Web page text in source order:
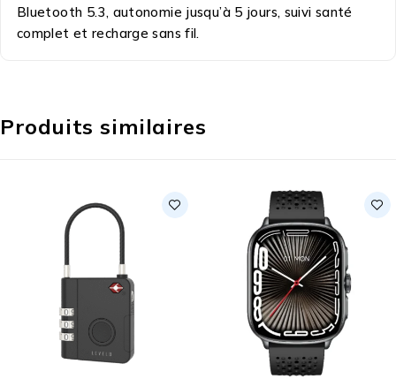
Bluetooth 5.3, autonomie jusqu’à 5 jours, suivi santé
complet et recharge sans fil.
Produits similaires